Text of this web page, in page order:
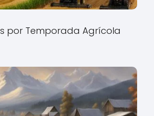
por Temporada Agrícola